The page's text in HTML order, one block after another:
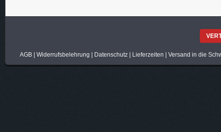
AGB| Widerrufsbelehrung Datenschutz| Lieferzeiten Versand in die